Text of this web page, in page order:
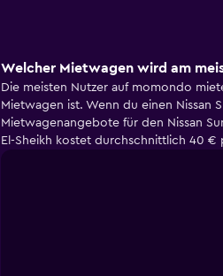
Welcher Mietwagen wird am
Die meisten Nutzer auf momondo
Mietwagen ist. Wenn du einen
Mietwagenangebote für den Nissan
El-Sheikh kostet durchschnittlich 40